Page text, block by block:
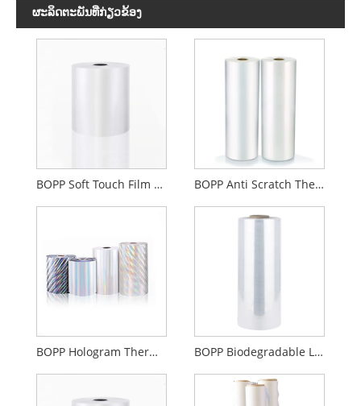
ຜະ​ລິດ​ຕະ​ພັນ​ທີ່​ກ່ຽວ​ຂ້ອງ
BOPP Soft Touch Film Lamination Thermal BOPP Anti Scratch Thermal Lamination Film
BOPP Hologram Thermal Lamination Film BOPP Biodegradable Lamination Film Gloss ຫຼື Matte